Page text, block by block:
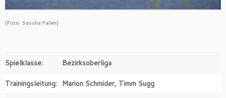
(Foto: Sascha Faller)
Spielklasse: Bezirksoberliga
Trainingsleitung: Marion Schmider, Timm Sugg